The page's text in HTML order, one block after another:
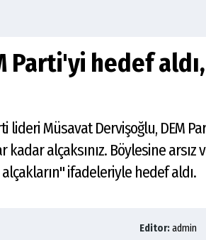
Parti'yi hedef
lideri Müsavat Dervişoğlu, DEM
alçaksınız. Böylesine
ifadeleriyle hedef aldı.
Editor:admin